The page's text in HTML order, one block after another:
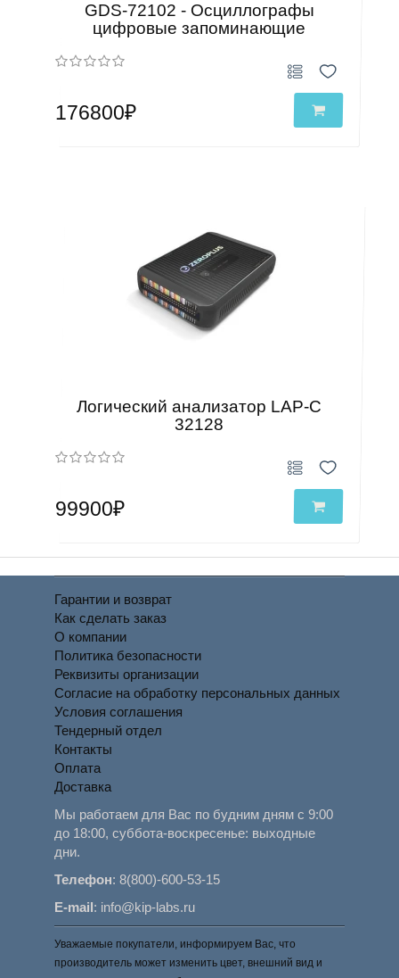
GDS-72102 - Осциллографы
цифровые запоминающие
176800₽
Логический анализатор LAP-C
32128
99900₽
Гарантии и возврат
Как сделать заказ
О компании
Политика безопасности
Реквизиты организации
Согласие на обработку персональных данных
Условия соглашения
Тендерный отдел
Контакты
Оплата
Доставка
Мы работаем для Вас по будним дням с 9:00
до 18:00, суббота-воскресенье: выходные
дни.
Телефон:8(800)-600-53-15
E-mail: info@kip-labs.ru
Уважаемые покупатели, информируем Вас, что
производитель может изменить цвет, внешний вид и